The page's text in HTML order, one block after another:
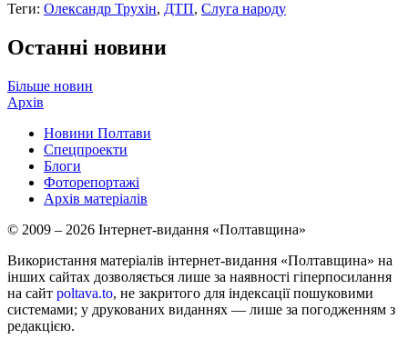
Теги: Олександр Трухін, ДТП, Слуга народу
Останні новини
Більше новин
Архів
Новини Полтави
Спецпроекти
Блоги
Фоторепортажі
Архів матеріалів
© 2009 – 2026 Інтернет-видання «Полтавщина»
Використання матеріалів інтернет-видання «Полтавщина» на
інших сайтах дозволяється лише за наявності гіперпосилання
на сайт poltava.to, не закритого для індексації пошуковими
системами; у друкованих виданнях — лише за погодженням з
редакцією.